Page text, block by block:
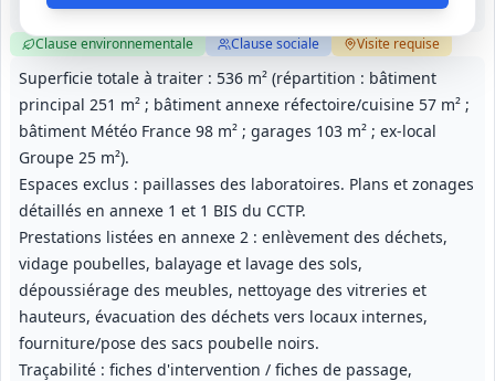
Superficie totale à traiter : 536 m² (répartition : bâtiment
principal 251 m² ; bâtiment annexe réfectoire/cuisine 57 m² ;
bâtiment Météo France 98 m² ; garages 103 m² ; ex-local
Groupe 25 m²).
Espaces exclus : paillasses des laboratoires. Plans et zonages
détaillés en annexe 1 et 1 BIS du CCTP.
Prestations listées en annexe 2 : enlèvement des déchets,
vidage poubelles, balayage et lavage des sols,
dépoussiérage des meubles, nettoyage des vitreries et
hauteurs, évacuation des déchets vers locaux internes,
fourniture/pose des sacs poubelle noirs.
Traçabilité : fiches d'intervention / fiches de passage,
1 an, renouvelable 3 fois, durée maximale 4 ans
Clause environnementale Clause sociale Visite requise